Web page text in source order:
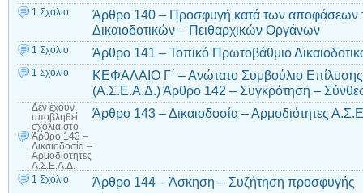
1 Σχόλιο
Άρθρο 140 – Προσφυγή κατά των αποφάσεων
Δικαιοδοτικών – Πειθαρχικών Οργάνων
1 Σχόλιο Άρθρο 141 – Τοπικό Πρωτοβάθμιο
1 Σχόλιο
ΚΕΦΑΛΑΙΟ Γ΄ – Ανώτατο Συμβούλιο
(A.Σ.Ε.Α.Δ.) Άρθρο 142 – Συγκρότηση –
Δεν έχουν
υποβληθεί
σχόλια στο
Άρθρο 143 –
Δικαιοδοσία –
Αρμοδιότητες
Α.Σ.Ε.Α.Δ.
Άρθρο 143 – Δικαιοδοσία – Αρμοδιότητες
1 Σχόλιο Άρθρο 144 – Άσκηση – Συζήτηση προσφυγής